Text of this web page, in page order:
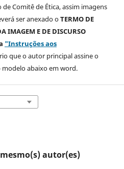
Comitê de Ética, assim imagens
ser anexado oTERMO DE
IMAGEM E DE DISCURSO
"Instruções aos
que o autor principal assine o
abaixo em word.
autor(es)